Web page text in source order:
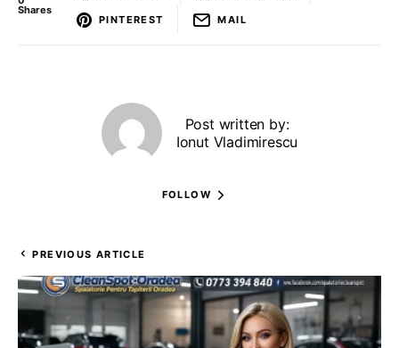
Shares
PINTEREST MAIL
Post written by:
Ionut Vladimirescu
FOLLOW
PREVIOUS ARTICLE